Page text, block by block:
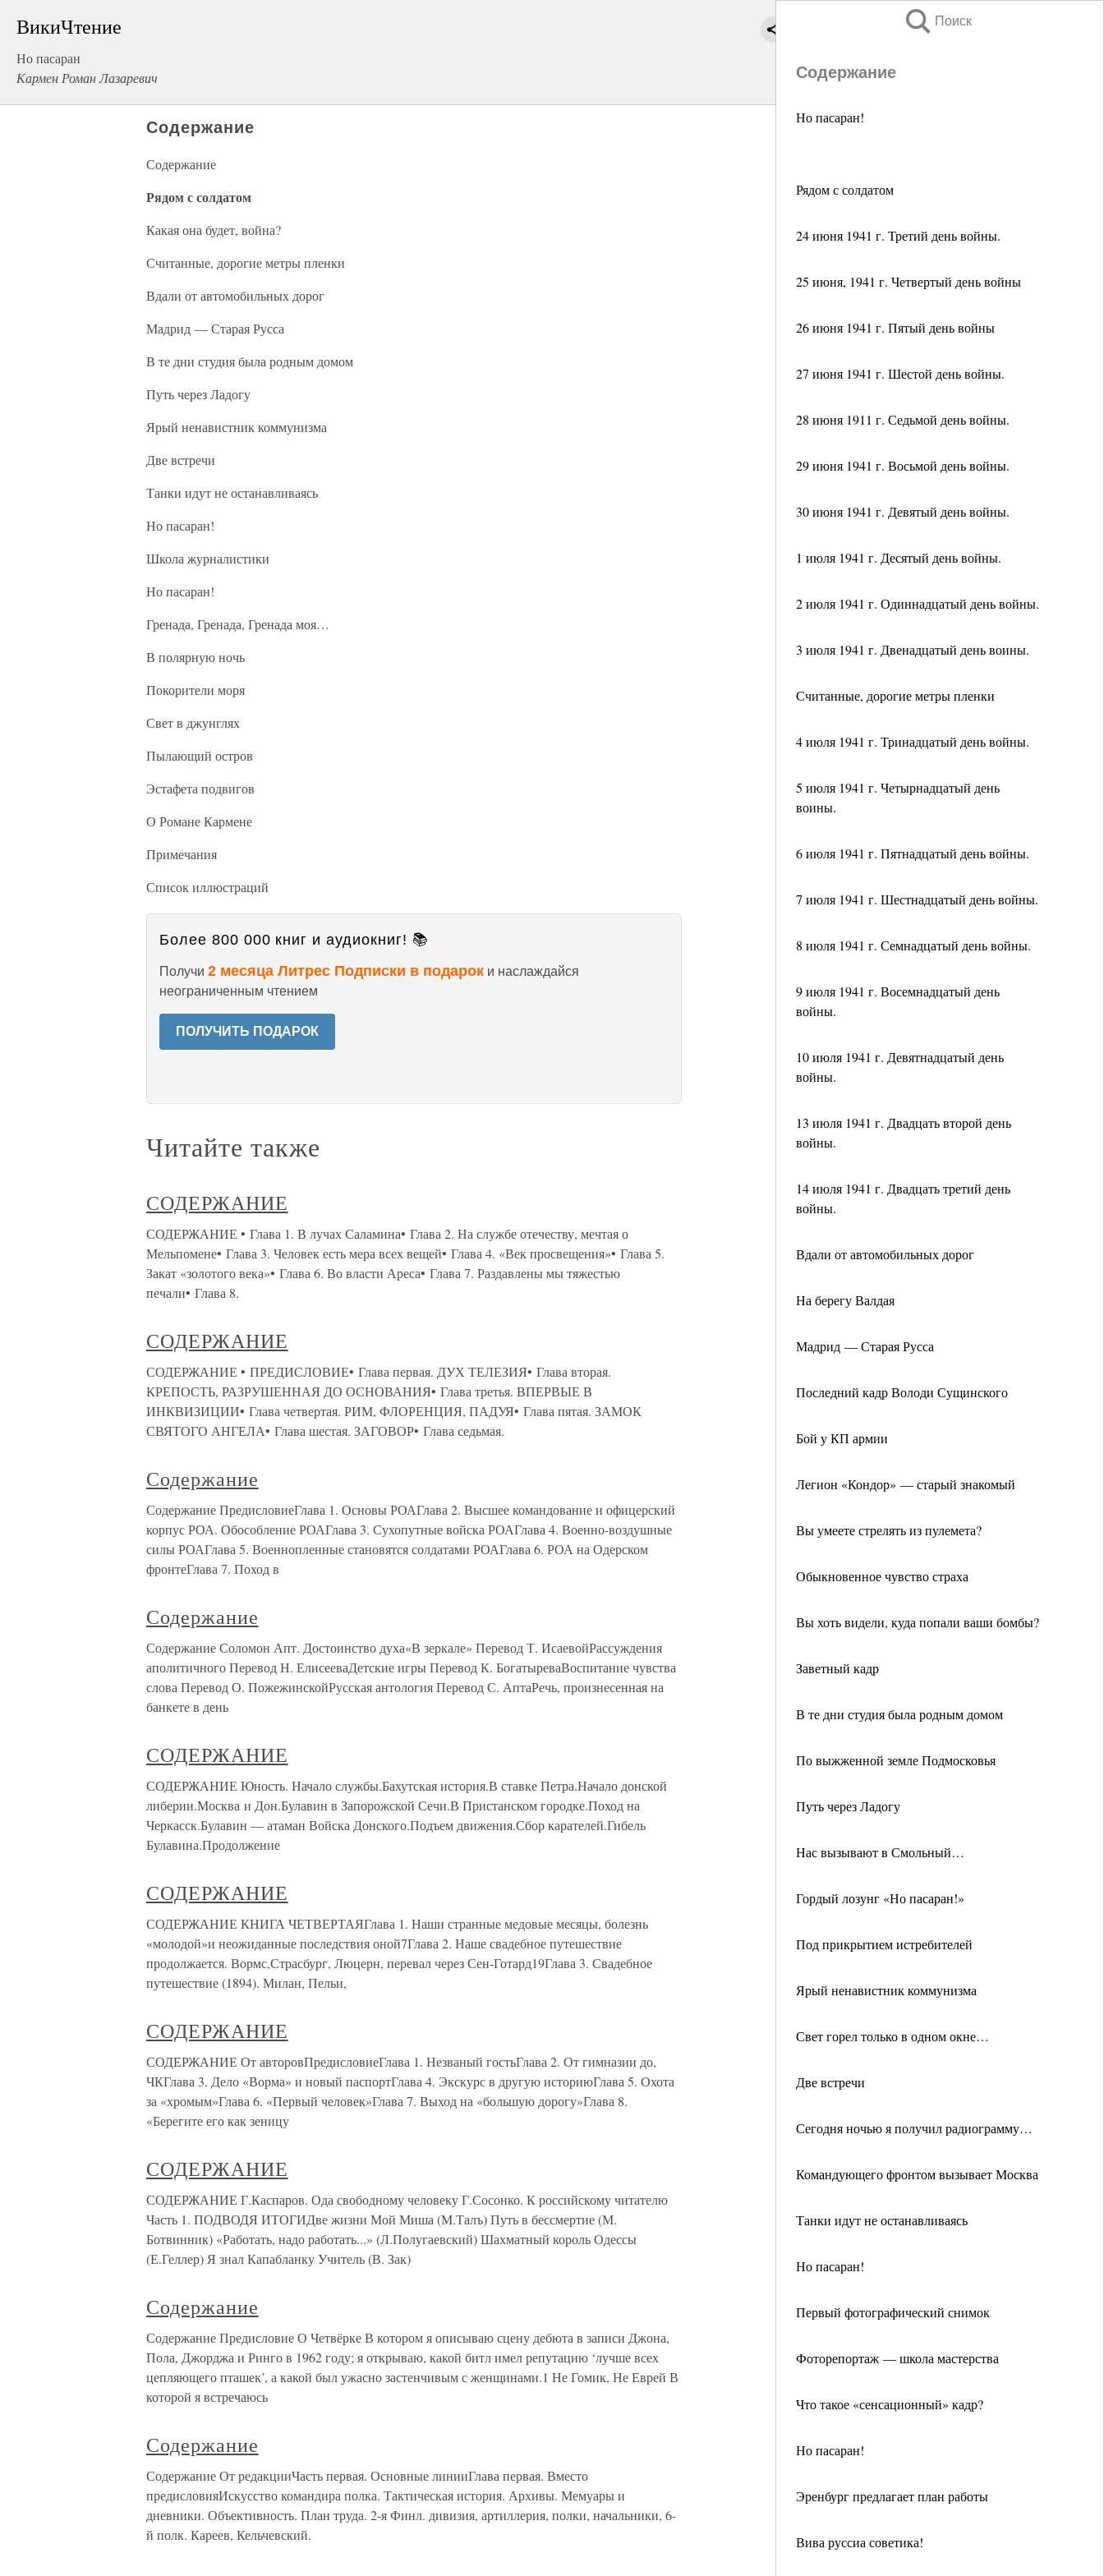
ВикиЧтение
Но пасаран
Кармен Роман Лазаревич
Поиск
Содержание
Но пасаран!
Рядом с солдатом
24 июня 1941 г. Третий день войны.
25 июня, 1941 г. Четвертый день войны
26 июня 1941 г. Пятый день войны
27 июня 1941 г. Шестой день войны.
28 июня 1911 г. Седьмой день войны.
29 июня 1941 г. Восьмой день войны.
30 июня 1941 г. Девятый день войны.
1 июля 1941 г. Десятый день войны.
2 июля 1941 г. Одиннадцатый день войны.
3 июля 1941 г. Двенадцатый день воины.
Считанные, дорогие метры пленки
4 июля 1941 г. Тринадцатый день войны.
5 июля 1941 г. Четырнадцатый день
воины.
6 июля 1941 г. Пятнадцатый день войны.
7 июля 1941 г. Шестнадцатый день войны.
8 июля 1941 г. Семнадцатый день войны.
9 июля 1941 г. Восемнадцатый день
войны.
10 июля 1941 г. Девятнадцатый день
войны.
13 июля 1941 г. Двадцать второй день
войны.
14 июля 1941 г. Двадцать третий день
войны.
Вдали от автомобильных дорог
На берегу Валдая
Мадрид — Старая Русса
Последний кадр Володи Сущинского
Бой у КП армии
Легион «Кондор» — старый знакомый
Вы умеете стрелять из пулемета?
Обыкновенное чувство страха
Вы хоть видели, куда попали ваши бомбы?
Заветный кадр
В те дни студия была родным домом
По выжженной земле Подмосковья
Путь через Ладогу
Нас вызывают в Смольный…
Гордый лозунг «Но пасаран!»
Под прикрытием истребителей
Ярый ненавистник коммунизма
Свет горел только в одном окне…
Две встречи
Сегодня ночью я получил радиограмму…
Командующего фронтом вызывает Москва
Танки идут не останавливаясь
Но пасаран!
Первый фотографический снимок
Фоторепортаж — школа мастерства
Что такое «сенсационный» кадр?
Но пасаран!
Эренбург предлагает план работы
Вива руссиа советика!
Содержание
Содержание
Рядом с солдатом
Какая она будет, война?
Считанные, дорогие метры пленки
Вдали от автомобильных дорог
Мадрид — Старая Русса
В те дни студия была родным домом
Путь через Ладогу
Ярый ненавистник коммунизма
Две встречи
Танки идут не останавливаясь
Но пасаран!
Школа журналистики
Но пасаран!
Гренада, Гренада, Гренада моя…
В полярную ночь
Покорители моря
Свет в джунглях
Пылающий остров
Эстафета подвигов
О Романе Кармене
Примечания
Список иллюстраций
Более 800 000 книг и аудиокниг! 📚
Получи 2 месяца Литрес Подписки в подарок и наслаждайся
неограниченным чтением
ПОЛУЧИТЬ ПОДАРОК
Читайте также
СОДЕРЖАНИЕ
СОДЕРЖАНИЕ • Глава 1. В лучах Саламина• Глава 2. На службе отечеству, мечтая о
Мельпомене• Глава 3. Человек есть мера всех вещей• Глава 4. «Век просвещения»• Глава 5.
Закат «золотого века»• Глава 6. Во власти Ареса• Глава 7. Раздавлены мы тяжестью
печали• Глава 8.
СОДЕРЖАНИЕ
СОДЕРЖАНИЕ • ПРЕДИСЛОВИЕ• Глава первая. ДУХ ТЕЛЕЗИЯ• Глава вторая.
КРЕПОСТЬ, РАЗРУШЕННАЯ ДО ОСНОВАНИЯ• Глава третья. ВПЕРВЫЕ В
ИНКВИЗИЦИИ• Глава четвертая. РИМ, ФЛОРЕНЦИЯ, ПАДУЯ• Глава пятая. ЗАМОК
СВЯТОГО АНГЕЛА• Глава шестая. ЗАГОВОР• Глава седьмая.
Содержание
Содержание ПредисловиеГлава 1. Основы РОАГлава 2. Высшее командование и офицерский
корпус РОА. Обособление РОАГлава 3. Сухопутные войска РОАГлава 4. Военно-воздушные
силы РОАГлава 5. Военнопленные становятся солдатами РОАГлава 6. РОА на Одерском
фронтеГлава 7. Поход в
Содержание
Содержание Соломон Апт. Достоинство духа«В зеркале» Перевод Т. ИсаевойРассуждения
аполитичного Перевод Н. ЕлисееваДетские игры Перевод К. БогатыреваВоспитание чувства
слова Перевод О. ПожежинскойРусская антология Перевод С. АптаРечь, произнесенная на
банкете в день
СОДЕРЖАНИЕ
СОДЕРЖАНИЕ Юность. Начало службы.Бахутская история.В ставке Петра.Начало донской
либерии.Москва и Дон.Булавин в Запорожской Сечи.В Пристанском городке.Поход на
Черкасск.Булавин — атаман Войска Донского.Подъем движения.Сбор карателей.Гибель
Булавина.Продолжение
СОДЕРЖАНИЕ
СОДЕРЖАНИЕ КНИГА ЧЕТВЕРТАЯГлава 1. Наши странные медовые месяцы, болезнь
«молодой»и неожиданные последствия оной7Глава 2. Наше свадебное путешествие
продолжается. Вормс,Страсбург, Люцерн, перевал через Сен-Готард19Глава 3. Свадебное
путешествие (1894). Милан, Пельи,
СОДЕРЖАНИЕ
СОДЕРЖАНИЕ От авторовПредисловиеГлава 1. Незваный гостьГлава 2. От гимназии до,
ЧКГлава 3. Дело «Ворма» и новый паспортГлава 4. Экскурс в другую историюГлава 5. Охота
за «хромым»Глава 6. «Первый человек»Глава 7. Выход на «большую дорогу»Глава 8.
«Берегите его как зеницу
СОДЕРЖАНИЕ
СОДЕРЖАНИЕ Г.Каспаров. Ода свободному человеку Г.Сосонко. К российскому читателю
Часть 1. ПОДВОДЯ ИТОГИДве жизни Мой Миша (М.Талъ) Путь в бессмертие (М.
Ботвинник) «Работать, надо работать...» (Л.Полугаевский) Шахматный король Одессы
(Е.Геллер) Я знал Капабланку Учитель (В. Зак)
Содержание
Содержание Предисловие О Четвёрке В котором я описываю сцену дебюта в записи Джона,
Пола, Джорджа и Ринго в 1962 году; я открываю, какой битл имел репутацию ‘лучше всех
цепляющего пташек’, а какой был ужасно застенчивым с женщинами.1 Не Гомик, Не Еврей В
которой я встречаюсь
Содержание
Содержание От редакцииЧасть первая. Основные линииГлава первая. Вместо
предисловияИскусство командира полка. Тактическая история. Архивы. Мемуары и
дневники. Объективность. План труда. 2-я Финл. дивизия, артиллерия, полки, начальники, 6-
й полк. Кареев, Кельчевский.